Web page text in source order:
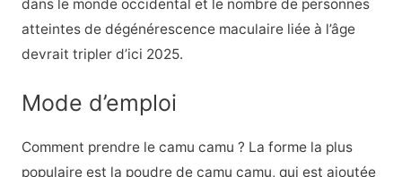
dans le monde occidental et le nombre de personnes
atteintes de dégénérescence maculaire liée à l’âge
devrait tripler d’ici 2025.
Mode d’emploi
Comment prendre le camu camu ? La forme la plus
populaire est la poudre de camu camu, qui est ajoutée